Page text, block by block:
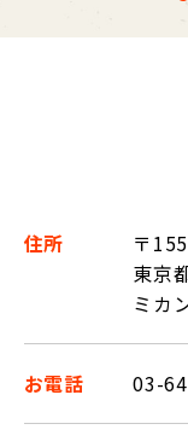
住所
〒
東京
ミカ
お電話 03-